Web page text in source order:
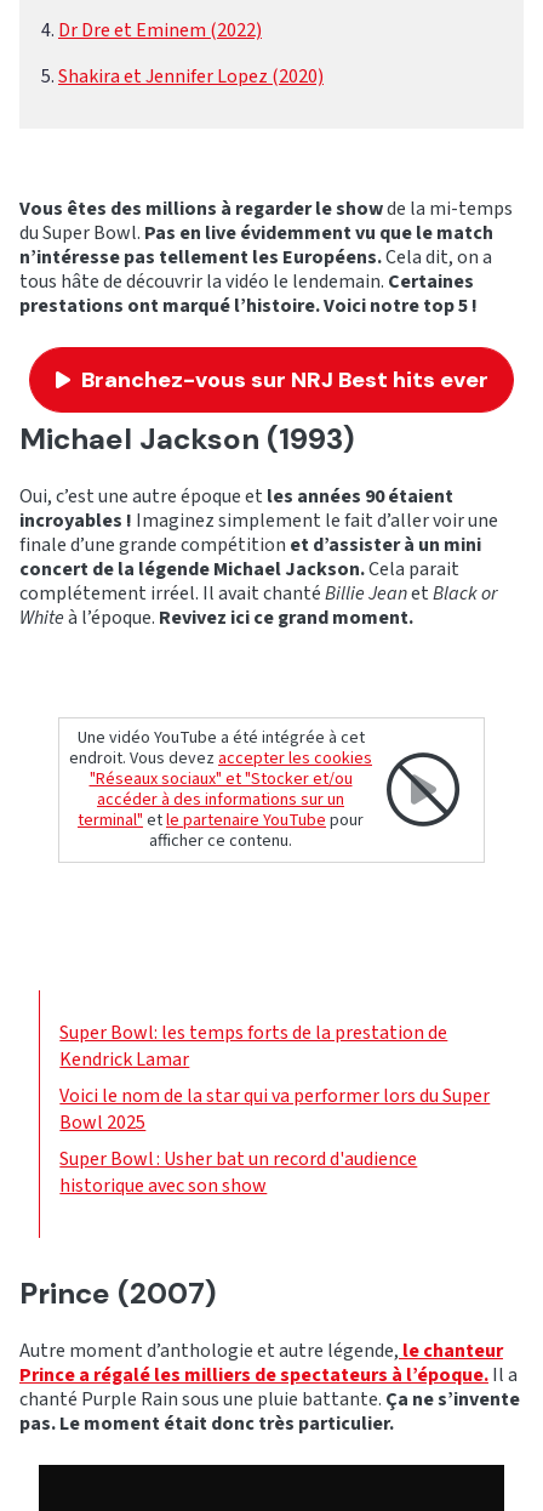
Dr Dre et Eminem (2022)
Shakira et Jennifer Lopez (2020)
Vous êtes des millions à regarder le showde la mi-temps
du Super Bowl. Pas en live évidemment vu que le match
n’intéresse pas tellement les Européens.Cela dit, on a
tous hâte de découvrir la vidéo le lendemain. Certaines
prestations ont marqué l’histoire. Voici notre top 5 !
Branchez-vous sur NRJ Best hits ever
Michael Jackson (1993)
Oui, c’est une autre époque et les années 90 étaient
incroyables ! Imaginez simplement le fait d’aller voir une
finale d’une grande compétition et d’assister à un mini
concert de la légende Michael Jackson.Cela parait
complétement irréel. Il avait chantéBillie JeanetBlack or
Whiteà l’époque. Revivez ici ce grand moment.
Une vidéo YouTube a été intégrée à cet
endroit. Vous devezaccepter les cookies
"Réseaux sociaux" et "Stocker et/ou
accéder à des informations sur un
terminal"etle partenaire YouTubepour
afficher ce contenu.
Super Bowl: les temps forts de la prestation de
Kendrick Lamar
Voici le nom de la star qui va performer lors du Super
Bowl 2025
Super Bowl : Usher bat un record d'audience
historique avec son show
Prince (2007)
Autre moment d’anthologie et autre légende, le chanteur
Prince a régalé les milliers de spectateurs à l’époque.Il a
chanté Purple Rain sous une pluie battante. Ça ne s’invente
pas. Le moment était donc très particulier.